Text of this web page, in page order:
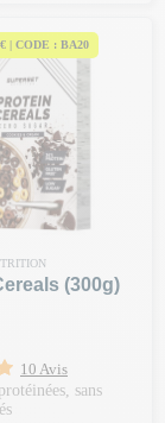
| CODE : BA20
(300g)
10 Avis
sans